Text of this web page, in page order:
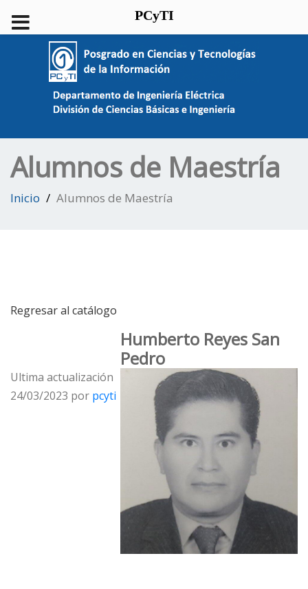
Alumnos de Maestría
Inicio Alumnos de Maestría
Regresar al catálogo
Humberto Reyes San
Pedro
Ultima actualización
24/03/2023 por pcyti
PCyTI